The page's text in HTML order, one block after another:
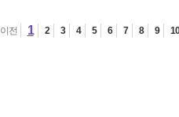
이전 1 2 3 4 5 6 7 8 9 10